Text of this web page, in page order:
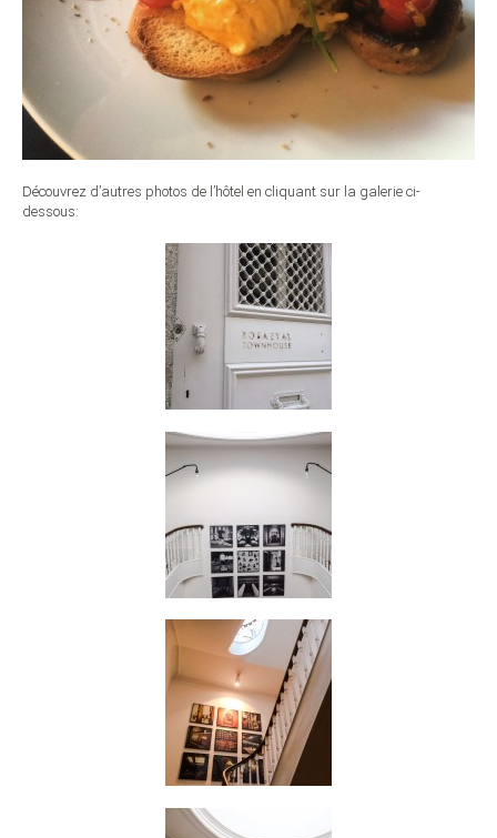
Découvrez d’autres photos de l’hôtel en cliquant sur la galerie ci-
dessous: